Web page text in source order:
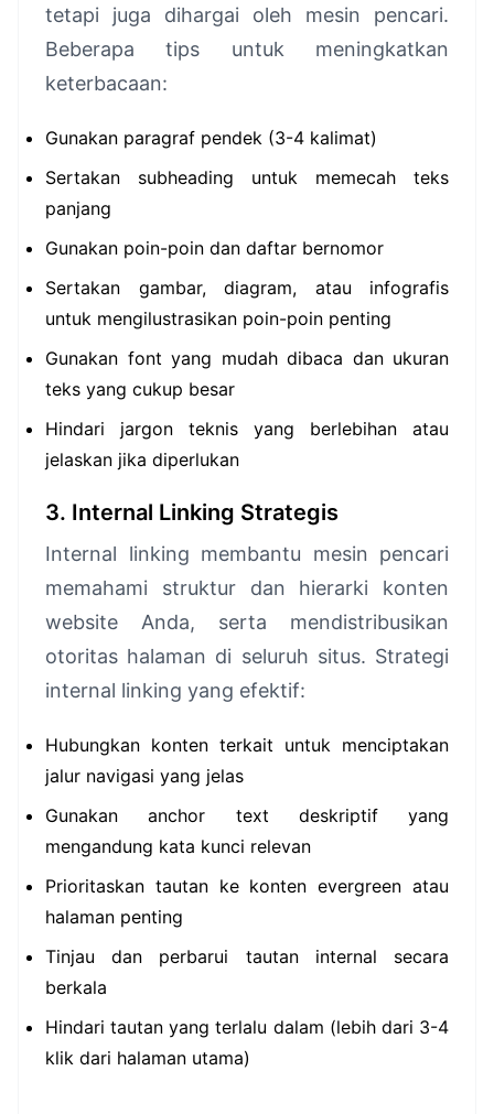
tetapi juga dihargai oleh mesin pencari.
Beberapa tips untuk meningkatkan
keterbacaan:
Gunakan paragraf pendek (3-4 kalimat)
Sertakan subheading untuk memecah teks
panjang
Gunakan poin-poin dan daftar bernomor
Sertakan gambar, diagram, atau infografis
untuk mengilustrasikan poin-poin penting
Gunakan font yang mudah dibaca dan ukuran
teks yang cukup besar
Hindari jargon teknis yang berlebihan atau
jelaskan jika diperlukan
3. Internal Linking Strategis
Internal linking membantu mesin pencari
memahami struktur dan hierarki konten
website Anda, serta mendistribusikan
otoritas halaman di seluruh situs. Strategi
internal linking yang efektif:
Hubungkan konten terkait untuk menciptakan
jalur navigasi yang jelas
Gunakan anchor text deskriptif yang
mengandung kata kunci relevan
Prioritaskan tautan ke konten evergreen atau
halaman penting
Tinjau dan perbarui tautan internal secara
berkala
Hindari tautan yang terlalu dalam (lebih dari 3-4
klik dari halaman utama)